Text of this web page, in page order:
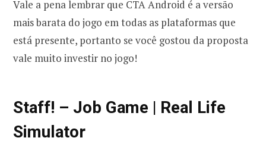
Vale a pena lembrar que CTA Android é a versão
mais barata do jogo em todas as plataformas que
está presente, portanto se você gostou da proposta
vale muito investir no jogo!
Staff! – Job Game | Real Life
Simulator